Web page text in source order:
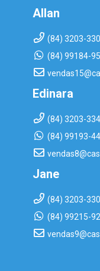
Allan
(84) 3203-
(84) 99184-
Edinara
(84) 3203-
(84) 99193-
Jane
(84) 3203-
(84) 99215-